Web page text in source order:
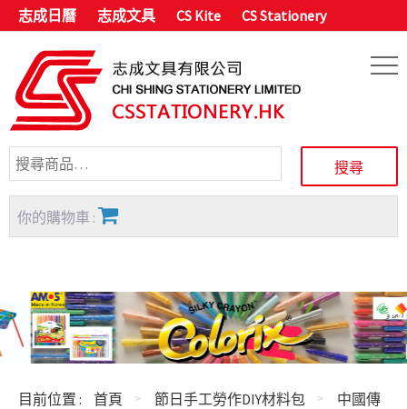
志成日曆 志成文具 CS Kite CS Stationery
你的購物車 :
目前位置 : 首頁 節日手工勞作DIY材料包
中國傳